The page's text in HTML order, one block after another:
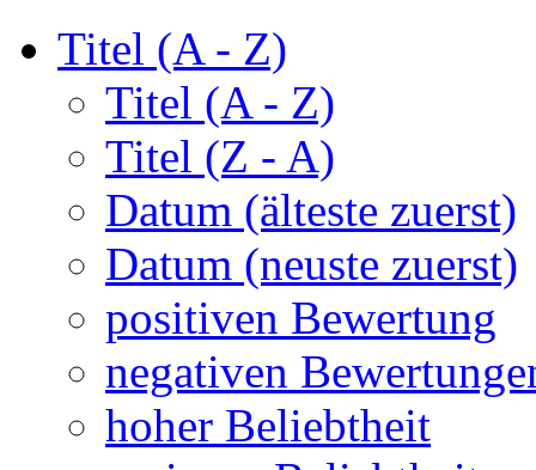
Titel (A - Z)
Titel (A - Z)
Titel (Z - A)
Datum (älteste zuerst)
Datum (neuste zuerst)
positiven Bewertung
negativen
hoher Beliebtheit